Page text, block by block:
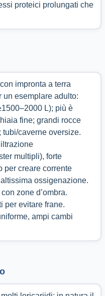
proteici prolungati che
impronta a terra
un esemplare adulto:
L); più è
fine; grandi rocce
caverne oversize.
multipli), forte
per creare corrente
ossigenazione.
zone d’ombra.
per evitare frane.
ampi cambi